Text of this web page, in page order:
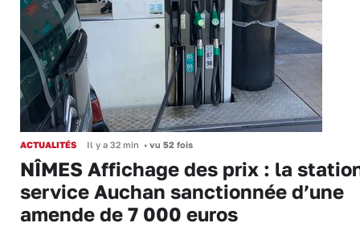
ACTUALITÉS Il y a 32 min • vu 52 fois
NÎMES Affichage des prix : la
service Auchan sanctionnée d’une
amende de 7 000 euros